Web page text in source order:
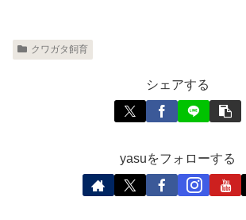
クワガタ飼育
シェアする
yasuをフォローする